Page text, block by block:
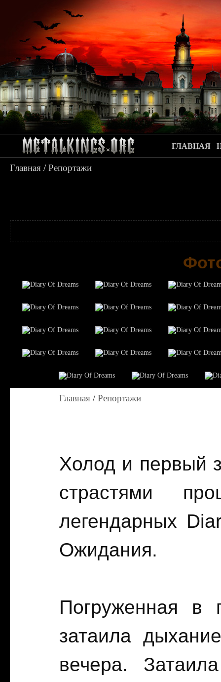
ГЛАВНАЯ
Главная /Репортажи
Главная /Репортажи
Холод и первый
страстями
легендарных
Ожидания.
Погруженная в
затаила
вечера.